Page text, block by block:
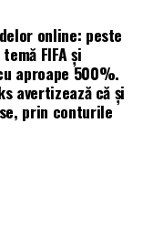
până la
în principal
gazdă, însă
fi afectate
directă cu
de bilete.
online: peste
FIFA și
aproape 500%.
avertizează că și
prin conturile